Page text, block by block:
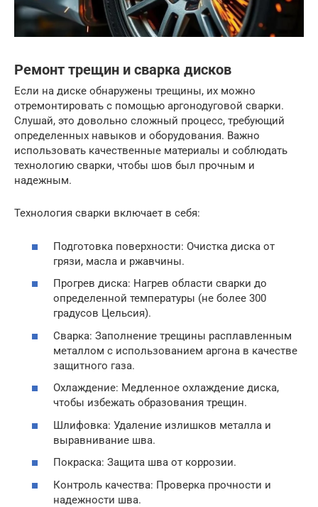
Ремонт трещин и сварка дисков
Если на диске обнаружены трещины, их можно
отремонтировать с помощью аргонодуговой сварки.
Слушай, это довольно сложный процесс, требующий
определенных навыков и оборудования. Важно
использовать качественные материалы и соблюдать
технологию сварки, чтобы шов был прочным и
надежным.
Технология сварки включает в себя:
Подготовка поверхности: Очистка диска от
грязи, масла и ржавчины.
Прогрев диска: Нагрев области сварки до
определенной температуры (не более 300
градусов Цельсия).
Сварка: Заполнение трещины расплавленным
металлом с использованием аргона в качестве
защитного газа.
Охлаждение: Медленное охлаждение диска,
чтобы избежать образования трещин.
Шлифовка: Удаление излишков металла и
выравнивание шва.
Покраска: Защита шва от коррозии.
Контроль качества: Проверка прочности и
надежности шва.